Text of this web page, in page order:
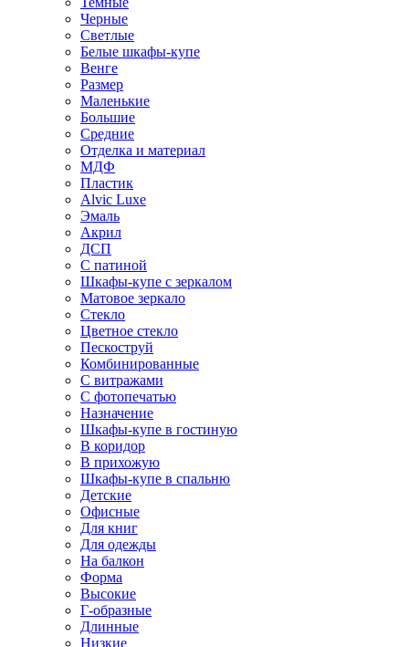
Черные
Светлые
Белые шкафы-купе
Венге
Размер
Маленькие
Большие
Средние
Отделка и материал
МДФ
Пластик
Alvic Luxe
Эмаль
Акрил
ДСП
С патиной
Шкафы-купе с зеркалом
Матовое зеркало
Стекло
Цветное стекло
Пескоструй
Комбинированные
С витражами
С фотопечатью
Назначение
Шкафы-купе в гостиную
В коридор
В прихожую
Шкафы-купе в спальню
Детские
Офисные
Для книг
Для одежды
На балкон
Форма
Высокие
Г-образные
Длинные
Низкие